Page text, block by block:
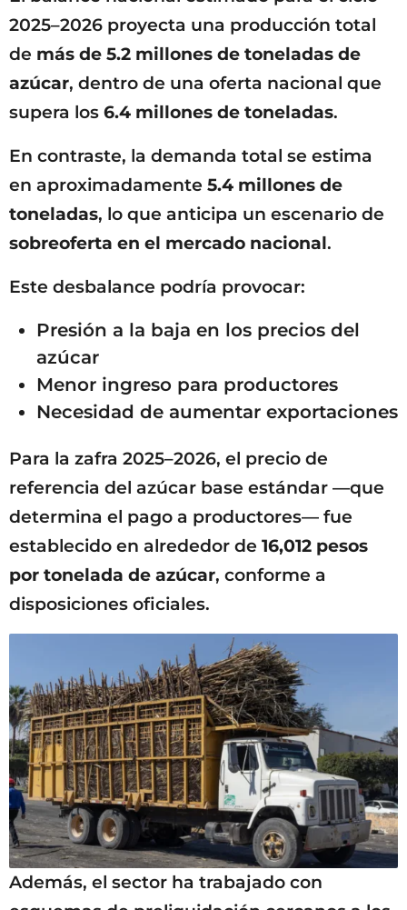
2025–2026 proyecta una producción total
de más de 5.2 millones de toneladas de
azúcar, dentro de una oferta nacional que
supera los 6.4 millones de toneladas.
En contraste, la demanda total se estima
en aproximadamente 5.4 millones de
toneladas, lo que anticipa un escenario de
sobreoferta en el mercado nacional.
Este desbalance podría provocar:
Presión a la baja en los precios del
azúcar
Menor ingreso para productores
Necesidad de aumentar exportaciones
Para la zafra 2025–2026, el precio de
referencia del azúcar base estándar —que
determina el pago a productores— fue
establecido en alrededor de 16,012 pesos
por tonelada de azúcar, conforme a
disposiciones oficiales.
Además, el sector ha trabajado con